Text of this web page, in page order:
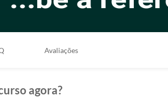
Avaliações
agora?